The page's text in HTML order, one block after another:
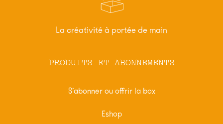
La créativité à portée de main
PRODUITS ET ABONNEMENTS
S’abonner ou offrir la box
Eshop